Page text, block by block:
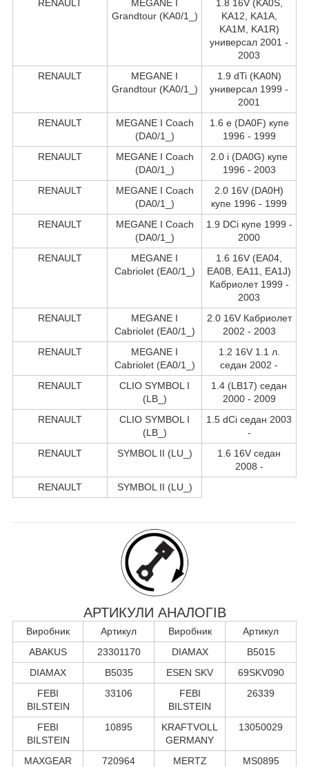
RENAULT
MEGANE I
Grandtour (KA0/1_)
1.8 16V (KA0S,
KA12, KA1A,
KA1M, KA1R)
универсал 2001 -
2003
RENAULT
MEGANE I
Grandtour (KA0/1_)
1.9 dTi (KA0N)
универсал 1999 -
2001
RENAULT
MEGANE I Coach
(DA0/1_)
1.6 e (DA0F) купе
1996 - 1999
RENAULT
MEGANE I Coach
(DA0/1_)
2.0 i (DA0G) купе
1996 - 2003
RENAULT
MEGANE I Coach
(DA0/1_)
2.0 16V (DA0H)
купе 1996 - 1999
RENAULT
MEGANE I Coach
(DA0/1_)
1.9 DCi купе 1999 -
2000
RENAULT
MEGANE I
Cabriolet (EA0/1_)
1.6 16V (EA04,
EA0B, EA11, EA1J)
Кабриолет 1999 -
2003
RENAULT
MEGANE I
Cabriolet (EA0/1_)
2.0 16V Кабриолет
2002 - 2003
RENAULT
MEGANE I
Cabriolet (EA0/1_)
1.2 16V 1.1 л.
седан 2002 -
RENAULT
CLIO SYMBOL I
(LB_)
1.4 (LB17) седан
2000 - 2009
RENAULT
CLIO SYMBOL I
(LB_)
1.5 dCi седан 2003
-
RENAULT
SYMBOL II (LU_)
1.6 16V седан
2008 -
RENAULT
SYMBOL II (LU_)
АРТИКУЛИ АНАЛОГІВ
Виробник Артикул Виробник
Артикул
ABAKUS
23301170 DIAMAX
B5015
DIAMAX
B5035 ESEN SKV
69SKV090
FEBI
BILSTEIN
33106
FEBI
BILSTEIN
26339
FEBI
BILSTEIN
10895
KRAFTVOLL
GERMANY
13050029
MAXGEAR 720964 MERTZ
MS0895